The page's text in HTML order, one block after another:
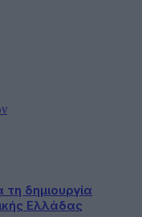
δημιουργία
Ελλάδας